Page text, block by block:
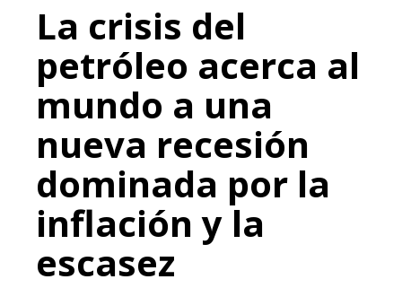
La crisis del
petróleo acerca al
mundo a una
nueva recesión
dominada por la
inflación y la
escasez